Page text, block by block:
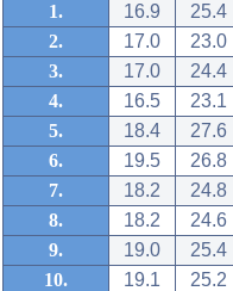
1. 16.9
25.4
2.
17.0
23.0
3.
17.0
24.4
4.
16.5
23.1
5.
18.4
27.6
6.
19.5
26.8
7.
18.2
24.8
8.
18.2
24.6
9.
19.0
25.4
10.
19.1
25.2